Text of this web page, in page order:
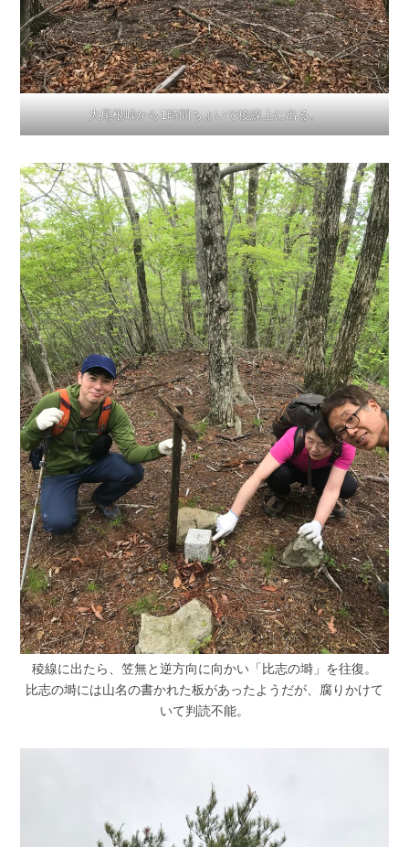
大尾根峠から1時間ちょいで稜線上に出る。
稜線に出たら、笠無と逆方向に向かい「比志の塒」を往復。
比志の塒には山名の書かれた板があったようだが、腐りかけて
いて判読不能。